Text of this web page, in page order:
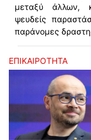
μεταξύ άλλων,
ψευδείς
παράνομες
ΕΠΙΚΑΙΡΟΤΗΤΑ